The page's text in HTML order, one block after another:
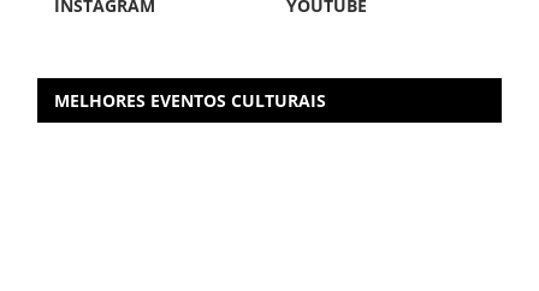
INSTAGRAM
YOUTUBE
MELHORES EVENTOS CULTURAIS